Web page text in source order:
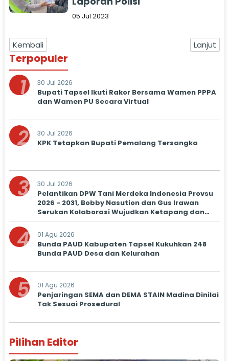
05 Jul 2023
Kembali Lanjut
Terpopuler
1 30 Jul 2026
Bupati Tapsel Ikuti Rakor Bersama Wamen PPPA
dan Wamen PU Secara Virtual
2 30 Jul 2026
KPK Tetapkan Bupati Pemalang Tersangka
3 30 Jul 2026
Pelantikan DPW Tani Merdeka Indonesia Provsu
2026 - 2031, Bobby Nasution dan Gus Irawan
Serukan Kolaborasi Wujudkan Ketapang dan
Kesejahteraan Petani
4 01 Agu 2026
Bunda PAUD Kabupaten Tapsel Kukuhkan 248
Bunda PAUD Desa dan Kelurahan
5 01 Agu 2026
Penjaringan SEMA dan DEMA STAIN Madina Dinilai
Tak Sesuai Prosedural
Pilihan Editor